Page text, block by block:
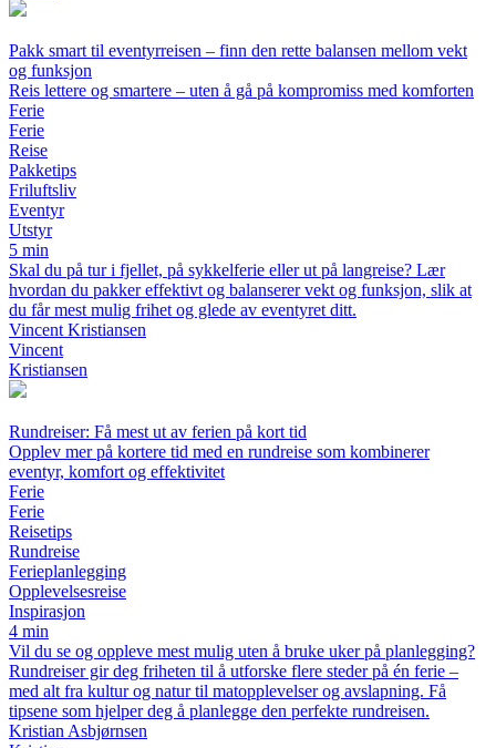
Pakk smart til eventyrreisen – finn den rette balansen mellom vekt
og funksjon
Reis lettere og smartere – uten å gå på kompromiss med komforten
Ferie
Ferie
Reise
Pakketips
Friluftsliv
Eventyr
Utstyr
5 min
Skal du på tur i fjellet, på sykkelferie eller ut på langreise? Lær
hvordan du pakker effektivt og balanserer vekt og funksjon, slik at
du får mest mulig frihet og glede av eventyret ditt.
Vincent Kristiansen
Vincent
Kristiansen
Rundreiser: Få mest ut av ferien på kort tid
Opplev mer på kortere tid med en rundreise som kombinerer
eventyr, komfort og effektivitet
Ferie
Ferie
Reisetips
Rundreise
Ferieplanlegging
Opplevelsesreise
Inspirasjon
4 min
Vil du se og oppleve mest mulig uten å bruke uker på planlegging?
Rundreiser gir deg friheten til å utforske flere steder på én ferie –
med alt fra kultur og natur til matopplevelser og avslapning. Få
tipsene som hjelper deg å planlegge den perfekte rundreisen.
Kristian Asbjørnsen